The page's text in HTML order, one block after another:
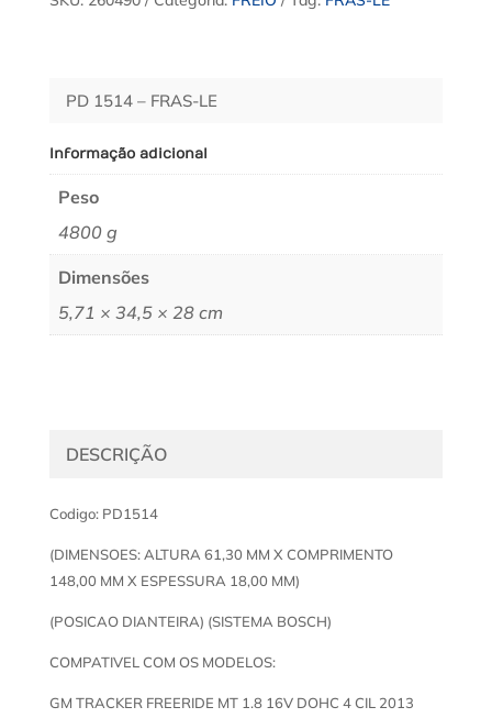
PD 1514 – FRAS-LE
Informação adicional
Peso
4800 g
Dimensões
5,71 × 34,5 × 28 cm
DESCRIÇÃO
Codigo: PD1514
(DIMENSOES: ALTURA 61,30 MM X COMPRIMENTO
148,00 MM X ESPESSURA 18,00 MM)
(POSICAO DIANTEIRA) (SISTEMA BOSCH)
COMPATIVEL COM OS MODELOS:
GM TRACKER FREERIDE MT 1.8 16V DOHC 4 CIL 2013